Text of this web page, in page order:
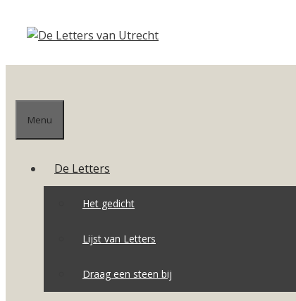
naar
inhoud
Menu
De Letters
Het gedicht
Lijst van Letters
Draag een steen bij